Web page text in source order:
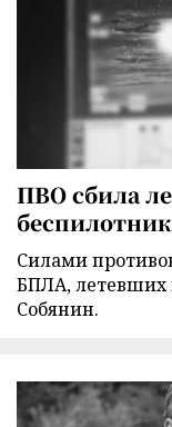
ПВО сбила
Силами
БПЛА, летевших
Собянин.